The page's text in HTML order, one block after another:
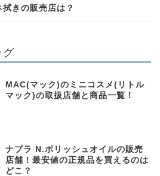
きの販売店は？
グ
MAC(マック)のミニコスメ(リトル
マック)の取扱店舗と商品一覧！
ナプラ N.ポリッシュオイルの販売
店舗！最安値の正規品を買えるのは
どこ？